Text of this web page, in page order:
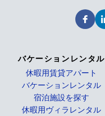
バケーションレンタル
休暇用賃貸アパート
バケーションレンタル
宿泊施設を探す
休暇用ヴィラレンタル